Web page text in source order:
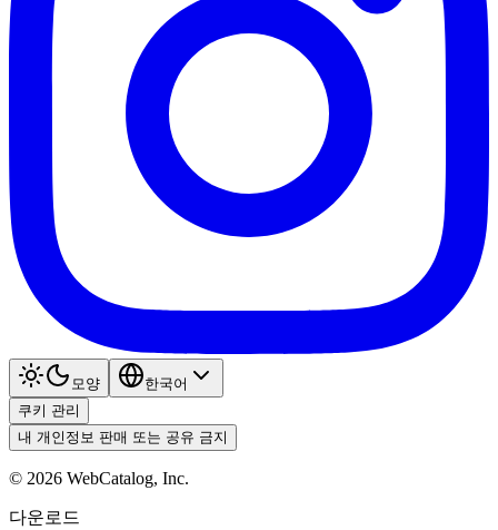
모양
한국어
쿠키 관리
내 개인정보 판매 또는 공유 금지
© 2026 WebCatalog, Inc.
다운로드